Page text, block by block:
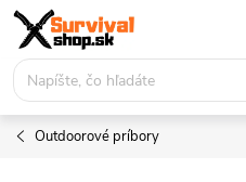
Prejsť
obsah
Outdoorové príbory